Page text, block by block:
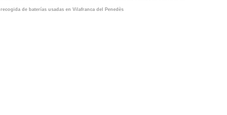
recogida de baterías usadas en Vilafranca del Penedès